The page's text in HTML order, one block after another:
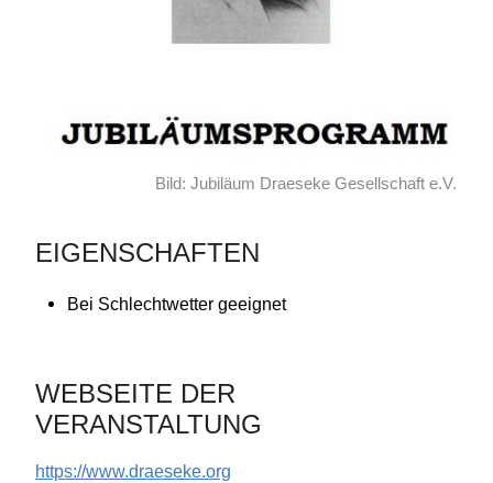
Bild: Jubiläum Draeseke Gesellschaft e.V.
EIGENSCHAFTEN
Bei Schlechtwetter geeignet
WEBSEITE DER
VERANSTALTUNG
https://www.draeseke.org